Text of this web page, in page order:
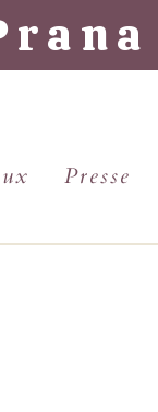
Presse